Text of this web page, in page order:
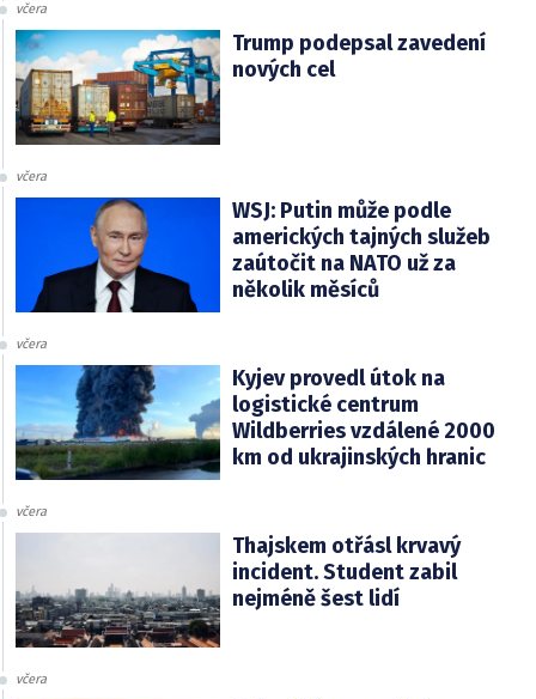
včera
Trump podepsal zavedení
nových cel
včera
WSJ: Putin může podle
amerických tajných služeb
zaútočit na NATO už za
několik měsíců
včera
Kyjev provedl útok na
logistické centrum
Wildberries vzdálené 2000
km od ukrajinských hranic
včera
Thajskem otřásl krvavý
incident. Student zabil
nejméně šest lidí
včera